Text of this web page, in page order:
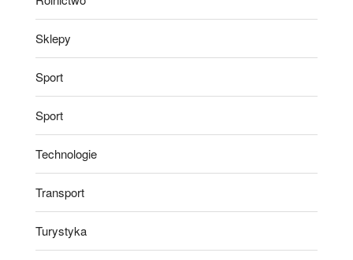
Sklepy
Sport
Sport
Technologie
Transport
Turystyka